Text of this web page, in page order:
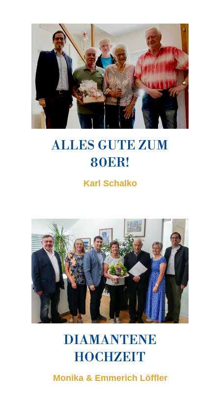
ALLES GUTE ZUM
80ER!
Karl Schalko
DIAMANTENE
HOCHZEIT
Monika & Emmerich Löffler